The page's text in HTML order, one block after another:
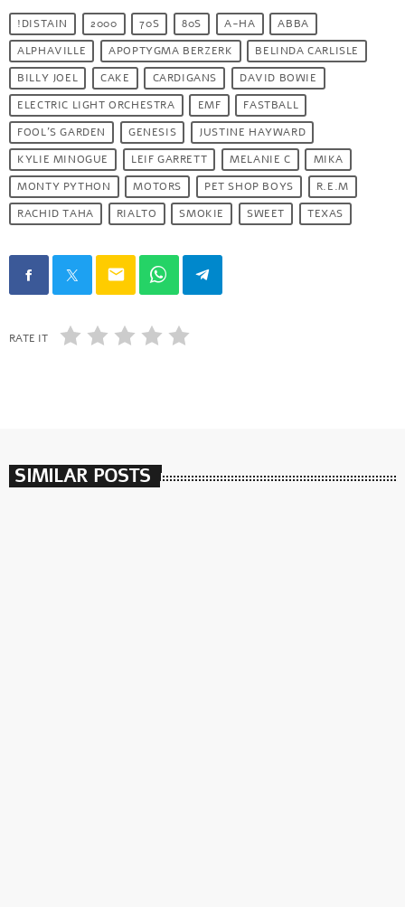
!DISTAIN 2000 70S 80S A-HA
ABBA
ALPHAVILLE
APOPTYGMA BERZERK
BELINDA CARLISLE
BILLY JOEL
CAKE CARDIGANS
DAVID BOWIE
ELECTRIC LIGHT ORCHESTRA
EMF
FASTBALL
FOOL'S GARDEN
GENESIS
JUSTINE HAYWARD
KYLIE MINOGUE
LEIF GARRETT MELANIE C
MIKA
MONTY PYTHON
MOTORS PET SHOP BOYS
R.E.M
RACHID TAHA
RIALTO SMOKIE SWEET TEXAS
email
RATE IT
SIMILAR POSTS